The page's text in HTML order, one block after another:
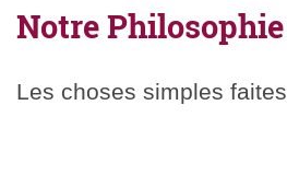
Notre Philosophie
Les choses simples